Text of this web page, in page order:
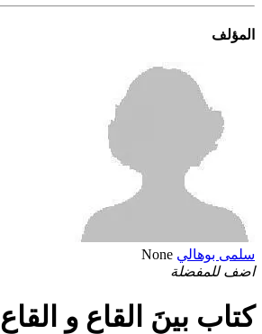
المؤلف
سلمى بوهالي None
اضف للمفضلة
كتاب بينَ القاعِ و القاع PDF